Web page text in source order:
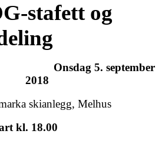
og
Onsdag 5. september
2018
skianlegg, M­­­elhus
kl. 18.00